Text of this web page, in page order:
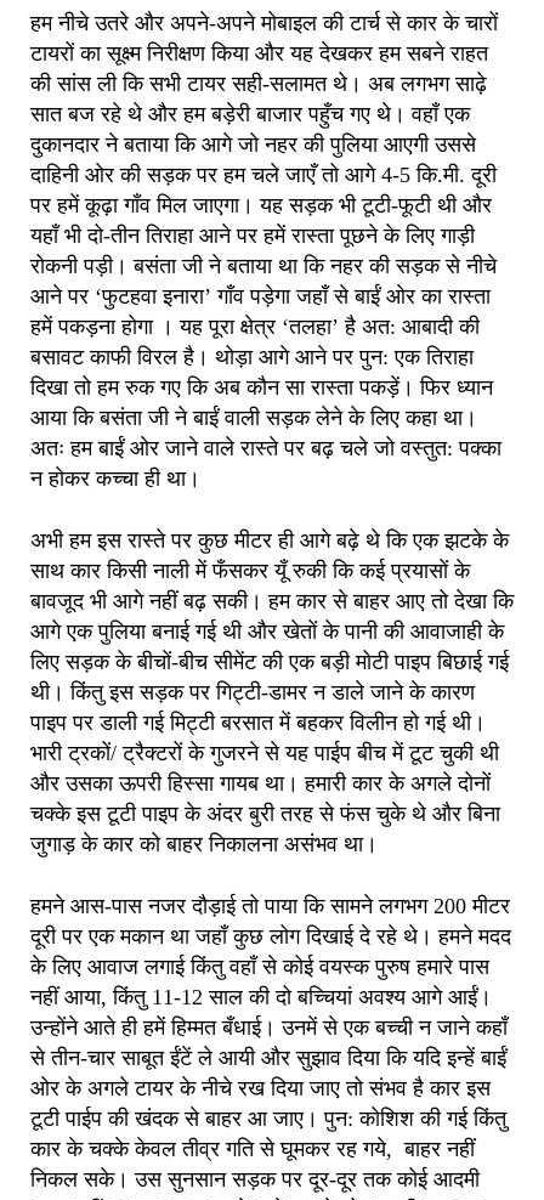
हम नीचे उतरे और अपने-अपने मोबाइल की टार्च से कार के चारों
टायरों का सूक्ष्म निरीक्षण किया और यह देखकर हम सबने राहत
की सांस ली कि सभी टायर सही-सलामत थे। अब लगभग साढ़े
सात बज रहे थे और हम बड़ेरी बाजार पहुँच गए थे। वहाँ एक
दुकानदार ने बताया कि आगे जो नहर की पुलिया आएगी उससे
दाहिनी ओर की सड़क पर हम चले जाएँ तो आगे 4-5 कि.मी. दूरी
पर हमें कूढ़ा गाँव मिल जाएगा। यह सड़क भी टूटी-फूटी थी और
यहाँ भी दो-तीन तिराहा आने पर हमें रास्ता पूछने के लिए गाड़ी
रोकनी पड़ी। बसंता जी ने बताया था कि नहर की सड़क से नीचे
आने पर ‘फुटहवा इनारा’ गाँव पड़ेगा जहाँ से बाईं ओर का रास्ता
हमें पकड़ना होगा । यह पूरा क्षेत्र ‘तलहा’ है अत: आबादी की
बसावट काफी विरल है। थोड़ा आगे आने पर पुन: एक तिराहा
दिखा तो हम रुक गए कि अब कौन सा रास्ता पकड़ें। फिर ध्यान
आया कि बसंता जी ने बाईं वाली सड़क लेने के लिए कहा था।
अतः हम बाईं ओर जाने वाले रास्ते पर बढ़ चले जो वस्तुत: पक्का
न होकर कच्चा ही था।
अभी हम इस रास्ते पर कुछ मीटर ही आगे बढ़े थे कि एक झटके के
साथ कार किसी नाली में फँसकर यूँ रुकी कि कई प्रयासों के
बावजूद भी आगे नहीं बढ़ सकी। हम कार से बाहर आए तो देखा कि
आगे एक पुलिया बनाई गई थी और खेतों के पानी की आवाजाही के
लिए सड़क के बीचों-बीच सीमेंट की एक बड़ी मोटी पाइप बिछाई गई
थी। किंतु इस सड़क पर गिट्टी-डामर न डाले जाने के कारण
पाइप पर डाली गई मिट्टी बरसात में बहकर विलीन हो गई थी।
भारी ट्रकों/ ट्रैक्टरों के गुजरने से यह पाईप बीच में टूट चुकी थी
और उसका ऊपरी हिस्सा गायब था। हमारी कार के अगले दोनों
चक्के इस टूटी पाइप के अंदर बुरी तरह से फंस चुके थे और बिना
जुगाड़ के कार को बाहर निकालना असंभव था।
हमने आस-पास नजर दौड़ाई तो पाया कि सामने लगभग 200 मीटर
दूरी पर एक मकान था जहाँ कुछ लोग दिखाई दे रहे थे। हमने मदद
के लिए आवाज लगाई किंतु वहाँ से कोई वयस्क पुरुष हमारे पास
नहीं आया, किंतु 11-12 साल की दो बच्चियां अवश्य आगे आईं।
उन्होंने आते ही हमें हिम्मत बँधाई। उनमें से एक बच्ची न जाने कहाँ
से तीन-चार साबूत ईंटें ले आयी और सुझाव दिया कि यदि इन्हें बाईं
ओर के अगले टायर के नीचे रख दिया जाए तो संभव है कार इस
टूटी पाईप की खंदक से बाहर आ जाए। पुन: कोशिश की गई किंतु
कार के चक्के केवल तीव्र गति से घूमकर रह गये, बाहर नहीं
निकल सके। उस सुनसान सड़क पर दूर-दूर तक कोई आदमी